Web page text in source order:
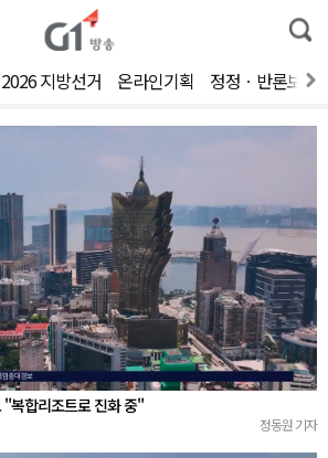
통
합
색
2026 지방선거 온라인기획 정정ㆍ반론보도
복합리조트로 진화 중"
정동원 기자